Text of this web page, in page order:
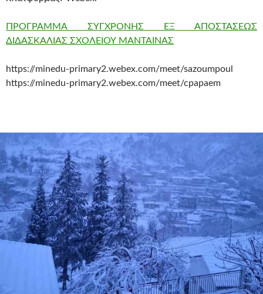
ΠΡΟΓΡΑΜΜΑ ΣΥΓΧΡΟΝΗΣ ΕΞ ΑΠΟΣΤΑΣΕΩΣ
ΔΙΔΑΣΚΑΛΙΑΣ ΣΧΟΛΕΙΟΥ ΜΑΝΤΑΙΝΑΣ
https://minedu-primary2.webex.com/meet/sazoumpoul
https://minedu-primary2.webex.com/meet/cpapaem